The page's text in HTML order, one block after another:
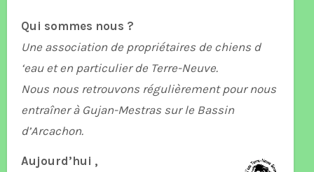
Qui sommes nous ?
Une association de propriétaires de chiens d
‘eau et en particulier de Terre-Neuve.
Nous nous retrouvons régulièrement pour nous
entraîner à Gujan-Mestras sur le Bassin
d’Arcachon.
Aujourd’hui ,